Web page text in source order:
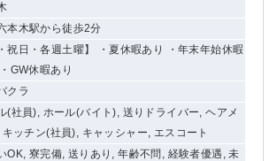
本木駅から徒歩2分
祝日・各週土曜】 ・夏休暇あり ・年末年始休暇
GW休暇あり
クラ
(社員), ホール(バイト), 送りドライバー, ヘアメ
キッチン(社員), キャッシャー, エスコート
OK, 寮完備, 送りあり, 年齢不問, 経験者優遇, 未